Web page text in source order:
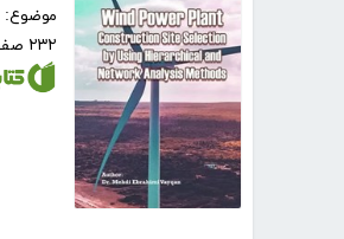
موضوع:
۲۳۲ صفحه